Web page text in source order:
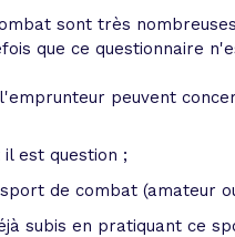
sont très
que ce questionnaire
peuvent
est question ;
de combat (amateur
subis en pratiquant ce